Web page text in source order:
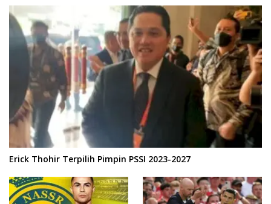
Erick Thohir Terpilih Pimpin PSSI 2023-2027